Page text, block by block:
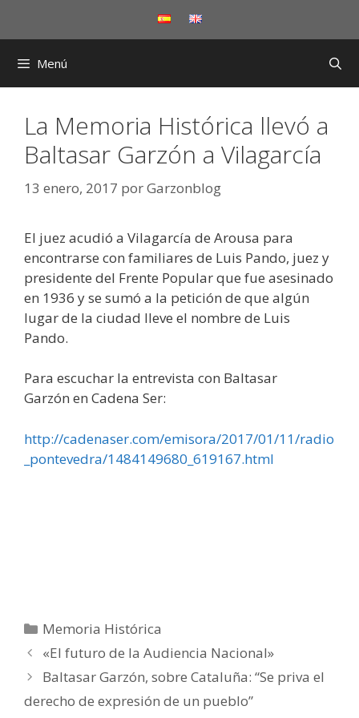
Menú
La Memoria Histórica llevó a
Baltasar Garzón a Vilagarcía
13 enero, 2017 porGarzonblog
El juez acudió a Vilagarcía de Arousa para
encontrarse con familiares de Luis Pando, juez y
presidente del Frente Popular que fue asesinado
en 1936 y se sumó a la petición de que algún
lugar de la ciudad lleve el nombre de Luis
Pando.
Para escuchar la entrevista con Baltasar
Garzón en Cadena Ser:
http://cadenaser.com/emisora/2017/01/11/radio
_pontevedra/1484149680_619167.html
Categorías
Memoria Histórica
«El futuro de la Audiencia Nacional»
Baltasar Garzón, sobre Cataluña: “Se priva el
derecho de expresión de un pueblo”